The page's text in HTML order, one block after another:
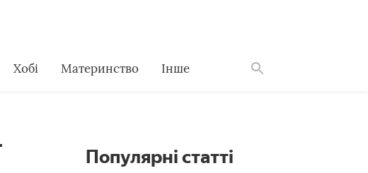
Хобі Материнство Інше
Популярні статті